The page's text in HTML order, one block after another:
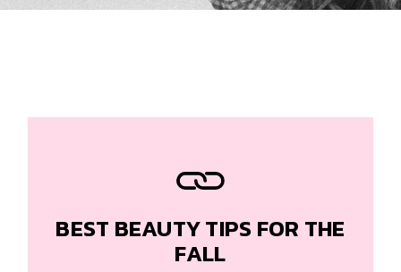
BEST BEAUTY TIPS FOR THE
FALL